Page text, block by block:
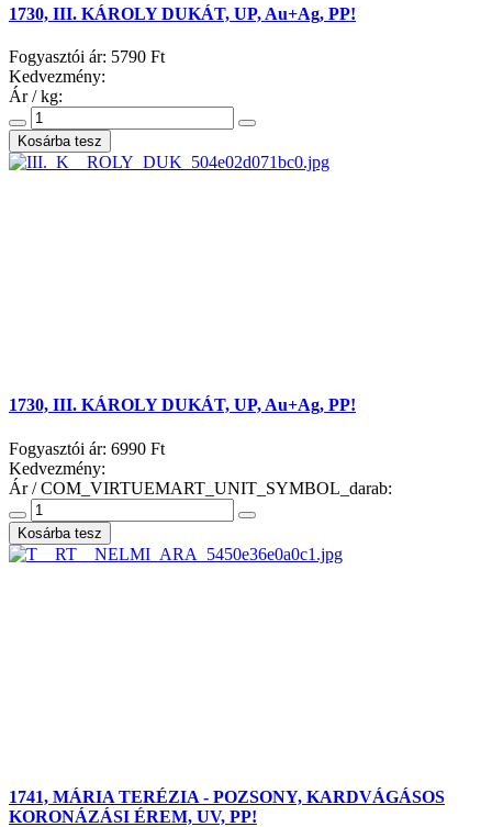
1730, III. KÁROLY DUKÁT, UP, Au+Ag, PP!
Fogyasztói ár: 5790 Ft
Kedvezmény:
Ár / kg:
1730, III. KÁROLY DUKÁT, UP, Au+Ag, PP!
Fogyasztói ár: 6990 Ft
Kedvezmény:
Ár / COM_VIRTUEMART_UNIT_SYMBOL_darab:
1741, MÁRIA TERÉZIA - POZSONY, KARDVÁGÁSOS
KORONÁZÁSI ÉREM, UV, PP!